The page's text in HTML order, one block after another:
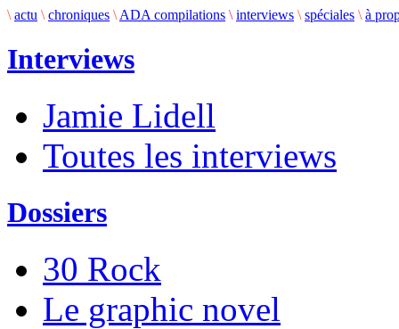
\ actu \ chroniques \ ADA compilations \ interviews \ spéciales \ à
Interviews
Jamie Lidell
Toutes les interviews
Dossiers
30 Rock
Le graphic novel